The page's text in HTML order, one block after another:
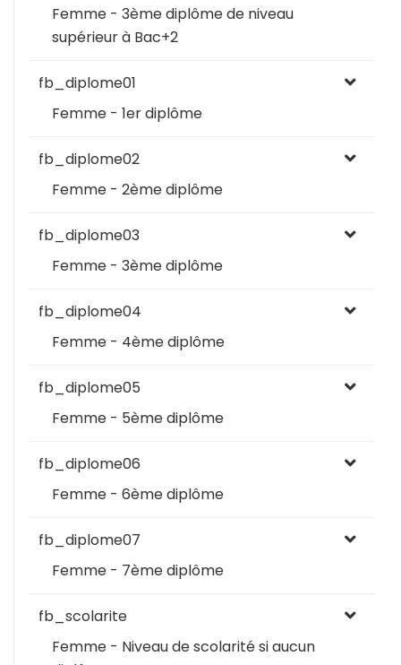
Femme - 3ème diplôme de niveau
supérieur à Bac+2
fb_diplome01
Femme - 1er diplôme
fb_diplome02
Femme - 2ème diplôme
fb_diplome03
Femme - 3ème diplôme
fb_diplome04
Femme - 4ème diplôme
fb_diplome05
Femme - 5ème diplôme
fb_diplome06
Femme - 6ème diplôme
fb_diplome07
Femme - 7ème diplôme
fb_scolarite
Femme - Niveau de scolarité si aucun